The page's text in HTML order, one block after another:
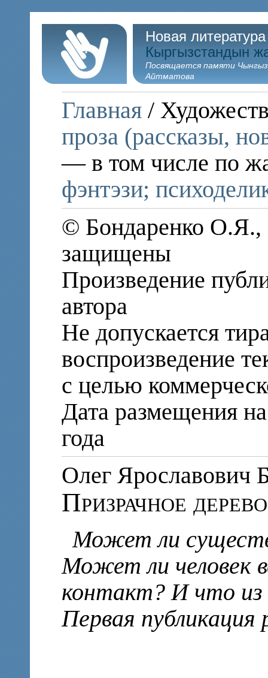
Новая
Кыргызстандын
Посвящается памяти
Айтматова
Главная /
проза (рассказы,
— в том числе по
фэнтэзи;
© Бондаренко О.Я.,
защищены
Произведение
автора
Не допускается
воспроизведение
с целью
Дата размещения
года
Олег
Призрачное дерево
Может ли
Может ли человек
контакт? И что из
Первая публикация